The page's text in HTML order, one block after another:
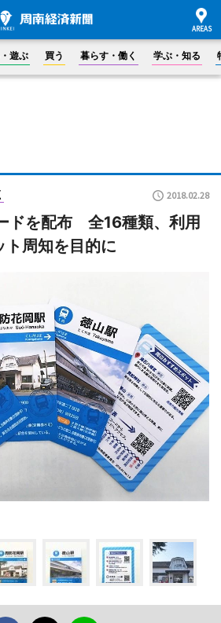
遊ぶ 買う 暮らす・働く 学ぶ・知る
2018.02.28
ドを配布 全16種類、利用
ト周知を目的に